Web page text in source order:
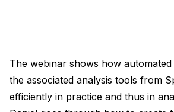
The webinar shows how
the associated analysis tools from
efficiently in practice and thus in